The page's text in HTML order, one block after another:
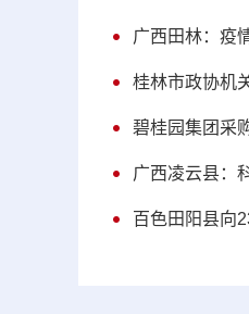
广西田林：疫
桂林市政协机
碧桂园集团采
广西凌云县：
百色田阳县向